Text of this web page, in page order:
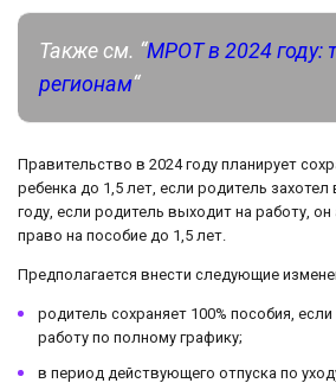
Также см. “МРОТ в 2024 году:
регионам“
Правительство в 2024 году планирует
ребенка до 1,5 лет, если родитель захотел
году, если родитель выходит на работу,
право на пособие до 1,5 лет.
Предполагается внести следующие
родитель сохраняет 100% пособия,
работу по полному графику;
в период действующего отпуска по